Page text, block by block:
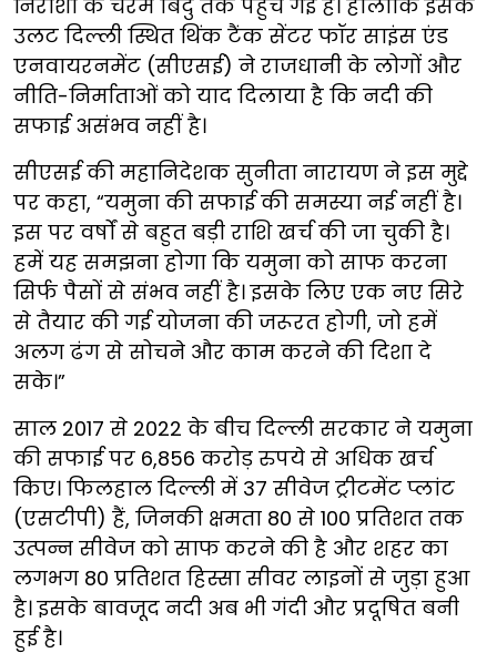
निराशा के चरम बिंदु तक पहुंच गई है। हालांकि इसके
उलट दिल्ली स्थित थिंक टैंक सेंटर फॉर साइंस एंड
एनवायरनमेंट (सीएसई) ने राजधानी के लोगों और
नीति-निर्माताओं को याद दिलाया है कि नदी की
सफाई असंभव नहीं है।
सीएसई की महानिदेशक सुनीता नारायण ने इस मुद्दे
पर कहा, “यमुना की सफाई की समस्या नई नहीं है।
इस पर वर्षों से बहुत बड़ी राशि खर्च की जा चुकी है।
हमें यह समझना होगा कि यमुना को साफ करना
सिर्फ पैसों से संभव नहीं है। इसके लिए एक नए सिरे
से तैयार की गई योजना की जरूरत होगी, जो हमें
अलग ढंग से सोचने और काम करने की दिशा दे
सके।”
साल 2017 से 2022 के बीच दिल्ली सरकार ने यमुना
की सफाई पर 6,856 करोड़ रुपये से अधिक खर्च
किए। फिलहाल दिल्ली में 37 सीवेज ट्रीटमेंट प्लांट
(एसटीपी) हैं, जिनकी क्षमता 80 से 100 प्रतिशत तक
उत्पन्न सीवेज को साफ करने की है और शहर का
लगभग 80 प्रतिशत हिस्सा सीवर लाइनों से जुड़ा हुआ
है। इसके बावजूद नदी अब भी गंदी और प्रदूषित बनी
हुई है।